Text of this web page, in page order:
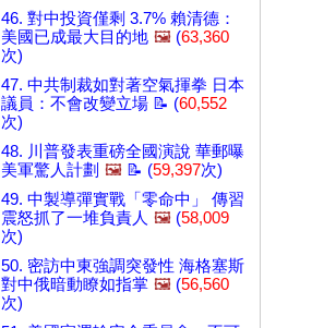
46. 對中投資僅剩 3.7% 賴清德：
美國已成最大目的地 🖼️ (63,360
次)
47. 中共制裁如對著空氣揮拳 日本
議員：不會改變立場 📝 (60,552
次)
48. 川普發表重磅全國演說 華郵曝
美軍驚人計劃 🖼️ 📝 (59,397次)
49. 中製導彈實戰「零命中」 傳習
震怒抓了一堆負責人 🖼️ (58,009
次)
50. 密訪中東強調突發性 海格塞斯
對中俄暗動瞭如指掌 🖼️ (56,560
次)